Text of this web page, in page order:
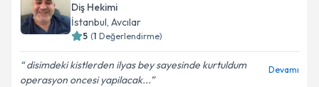
Diş Hekimi
İstanbul, Avcılar
5 (1 Değerlendirme)
disimdeki kistlerden ilyas bey sayesinde kurtuldum
operasyon oncesi yapilacak...
Devamı